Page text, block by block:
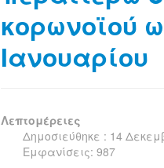
κορωνοϊού
Ιανουαρίου
Λεπτομέρειες
Δημοσιεύθηκε : 14
Εμφανίσεις: 987